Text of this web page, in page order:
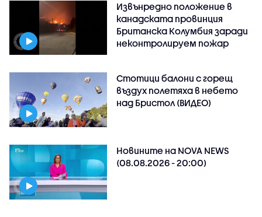
Извънредно положение в
канадската провинция
Британска Колумбия заради
неконтролируем пожар
Стотици балони с горещ
въздух полетяха в небето
над Бристол (ВИДЕО)
Новините на NOVA NEWS
(08.08.2026 - 20:00)